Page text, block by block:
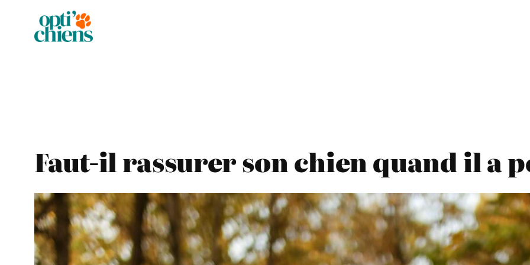
contenu
Faut-il rassurer son chien quand il a